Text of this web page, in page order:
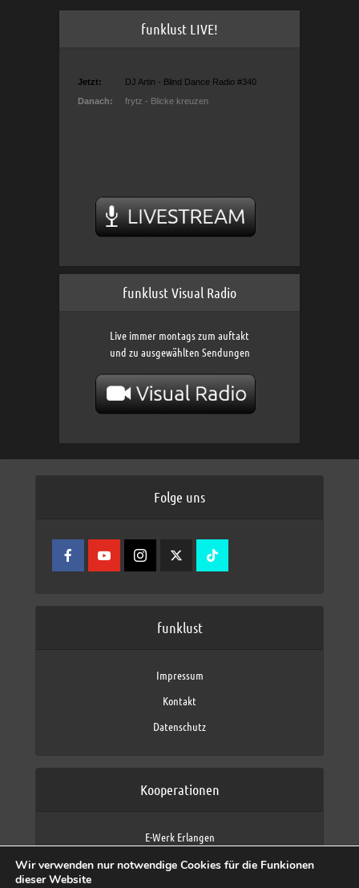
funklust LIVE!
funklust Visual Radio
Live immer montags zum auftakt
und zu ausgewählten Sendungen
Folge uns
funklust
Impressum
Kontakt
Datenschutz
Kooperationen
E-Werk Erlangen
Fraunhofer IIS
Wir verwenden nur notwendige Cookies für die Funkionen
dieser Website